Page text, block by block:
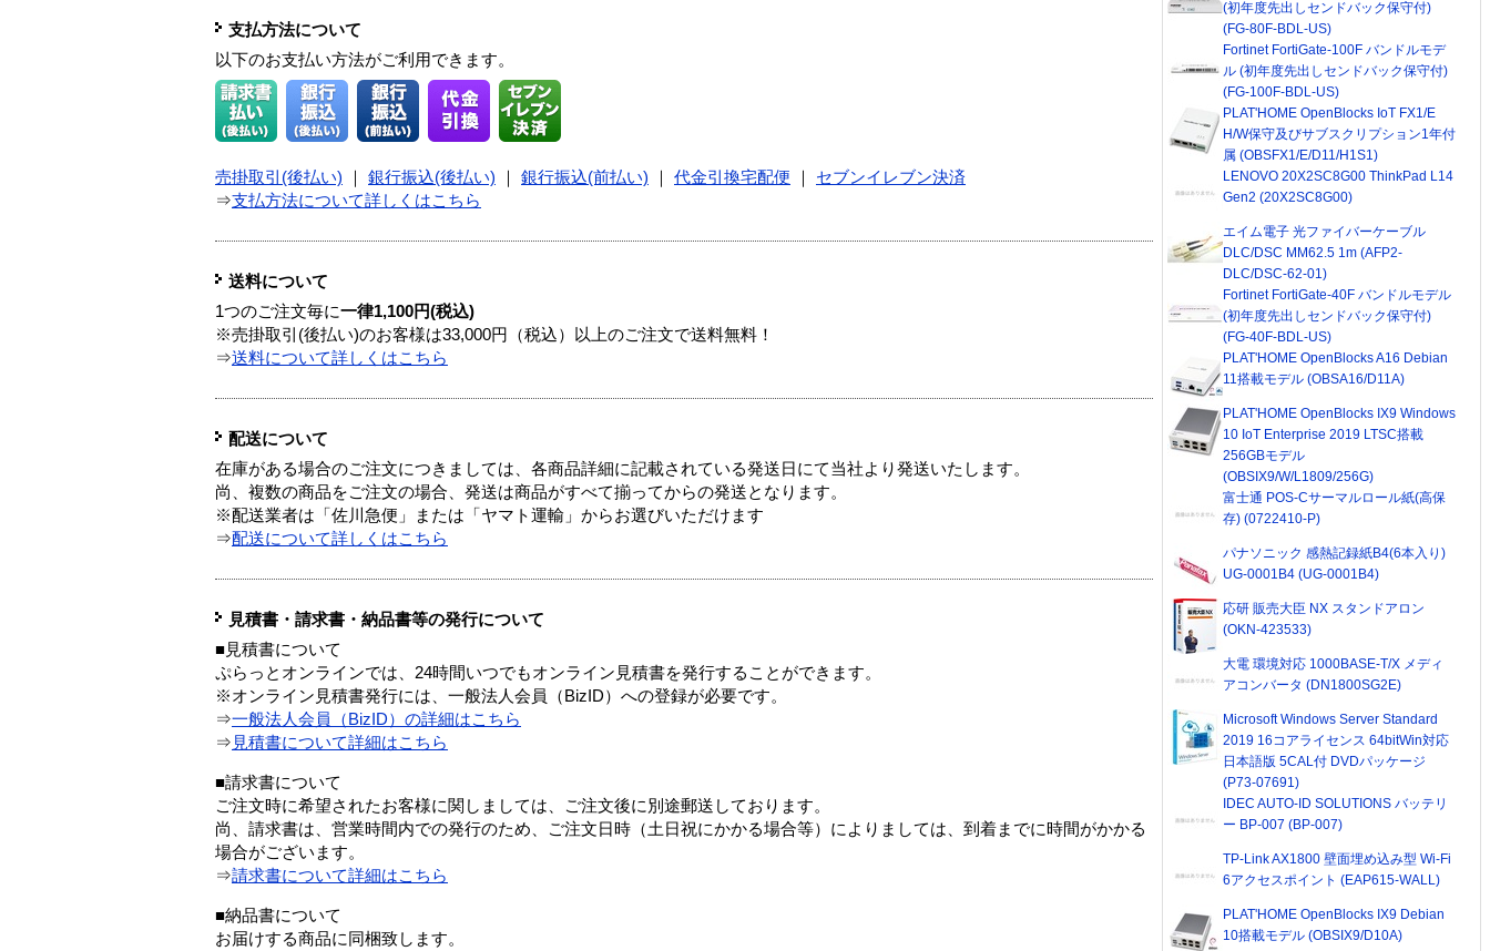
支払方法について
以下のお支払い方法がご利用できます。
売掛取引(後払い) 銀行振込(後払い) 銀行振込(前払い) 代金引換宅配便
セブンイレブン決済
⇒支払方法について詳しくはこちら
送料について
1つのご注文毎に一律1,100円(税込)
※売掛取引(後払い)のお客様は33,000円（税込）以上のご注文で送料無料！
⇒送料について詳しくはこちら
配送について
在庫がある場合のご注文につきましては、各商品詳細に記載されている発送日にて当社より発送いたします。
尚、複数の商品をご注文の場合、発送は商品がすべて揃ってからの発送となります。
※配送業者は「佐川急便」または「ヤマト運輸」からお選びいただけます
⇒配送について詳しくはこちら
見積書・請求書・納品書等の発行について
■見積書について
ぷらっとオンラインでは、24時間いつでもオンライン見積書を発行することができます。
※オンライン見積書発行には、一般法人会員（BizID）への登録が必要です。
⇒一般法人会員（BizID）の詳細はこちら
⇒ 見積書について詳細はこちら
■請求書について
ご注文時に希望されたお客様に関しましては、ご注文後に別途郵送しております。
尚、請求書は、営業時間内での発行のため、ご注文日時（土日祝にかかる場合等）によりましては、到着までに時間がかかる
場合がございます。
⇒請求書について詳細はこちら
■納品書について
お届けする商品に同梱致します。
(初年度先出しセンドバック保守付)
(FG-80F-BDL-US)
Fortinet FortiGate-100F バンドルモデ
ル (初年度先出しセンドバック保守付)
(FG-100F-BDL-US)
PLAT'HOME OpenBlocks IoT FX1/E
H/W保守及びサブスクリプション1年付
属 (OBSFX1/E/D11/H1S1)
LENOVO 20X2SC8G00 ThinkPad L14
Gen2 (20X2SC8G00)
エイム電子 光ファイバーケーブル
DLC/DSC MM62.5 1m (AFP2-
DLC/DSC-62-01)
Fortinet FortiGate-40F バンドルモデル
(初年度先出しセンドバック保守付)
(FG-40F-BDL-US)
PLAT'HOME OpenBlocks A16 Debian
11搭載モデル (OBSA16/D11A)
PLAT'HOME OpenBlocks IX9 Windows
10 IoT Enterprise 2019 LTSC搭載
256GBモデル
(OBSIX9/W/L1809/256G)
富士通 POS-Cサーマルロール紙(高保
存) (0722410-P)
パナソニック 感熱記録紙B4(6本入り)
UG-0001B4 (UG-0001B4)
応研 販売大臣 NX スタンドアロン
(OKN-423533)
大電 環境対応 1000BASE-T/X メディ
アコンバータ (DN1800SG2E)
Microsoft Windows Server Standard
2019 16コアライセンス 64bitWin対応
日本語版 5CAL付 DVDパッケージ
(P73-07691)
IDEC AUTO-ID SOLUTIONS バッテリ
ー BP-007 (BP-007)
TP-Link AX1800 壁面埋め込み型 Wi-Fi
6アクセスポイント (EAP615-WALL)
PLAT'HOME OpenBlocks IX9 Debian
10搭載モデル (OBSIX9/D10A)